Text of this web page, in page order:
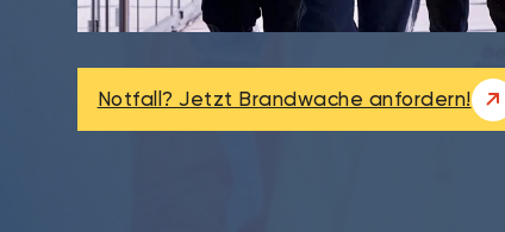
Notfall? Jetzt Brandwache anfordern!